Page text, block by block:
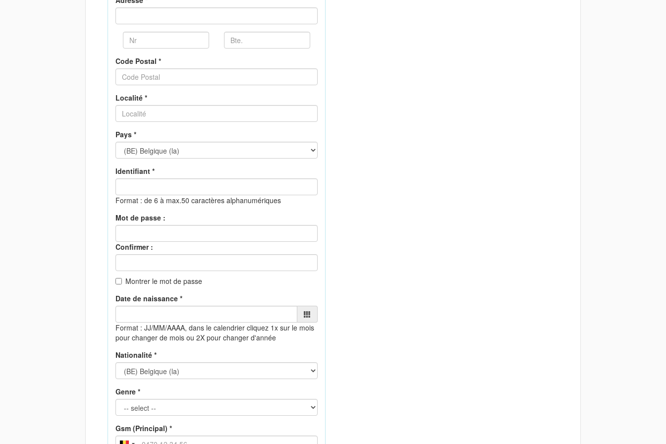
Code Postal *
Localité *
Pays *
Identifiant *
Format : de 6 à max.50 caractères alphanumériques
Mot de passe :
Confirmer :
Montrer le mot de passe
Date de naissance *
Format : JJ/MM/AAAA, dans le calendrier cliquez 1x sur le mois
pour changer de mois ou 2X pour changer d'année
Nationalité *
Genre *
Gsm (Principal) *